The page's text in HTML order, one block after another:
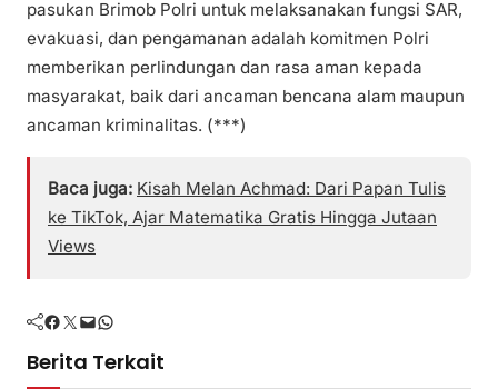
pasukan Brimob Polri untuk melaksanakan fungsi SAR,
evakuasi, dan pengamanan adalah komitmen Polri
memberikan perlindungan dan rasa aman kepada
masyarakat, baik dari ancaman bencana alam maupun
ancaman kriminalitas. (***)
Baca juga: Kisah Melan Achmad: Dari Papan Tulis
ke TikTok, Ajar Matematika Gratis Hingga Jutaan
Views
Facebook Twitter Mail WhatsApp
Berita Terkait